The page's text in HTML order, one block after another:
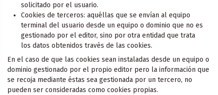
solicitado por el usuario.
Cookies de terceros: aquéllas que se envían al equipo
terminal del usuario desde un equipo o dominio que no es
gestionado por el editor, sino por otra entidad que trata
los datos obtenidos través de las cookies.
En el caso de que las cookies sean instaladas desde un equipo o
dominio gestionado por el propio editor pero la información que
se recoja mediante éstas sea gestionada por un tercero, no
pueden ser consideradas como cookies propias.